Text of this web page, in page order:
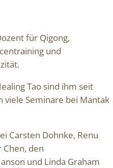
für Qigong,
und
Tao sind ihm seit
viele Seminare bei Mantak
Carsten Dohnke, Renu
Chen, den
und Linda Graham